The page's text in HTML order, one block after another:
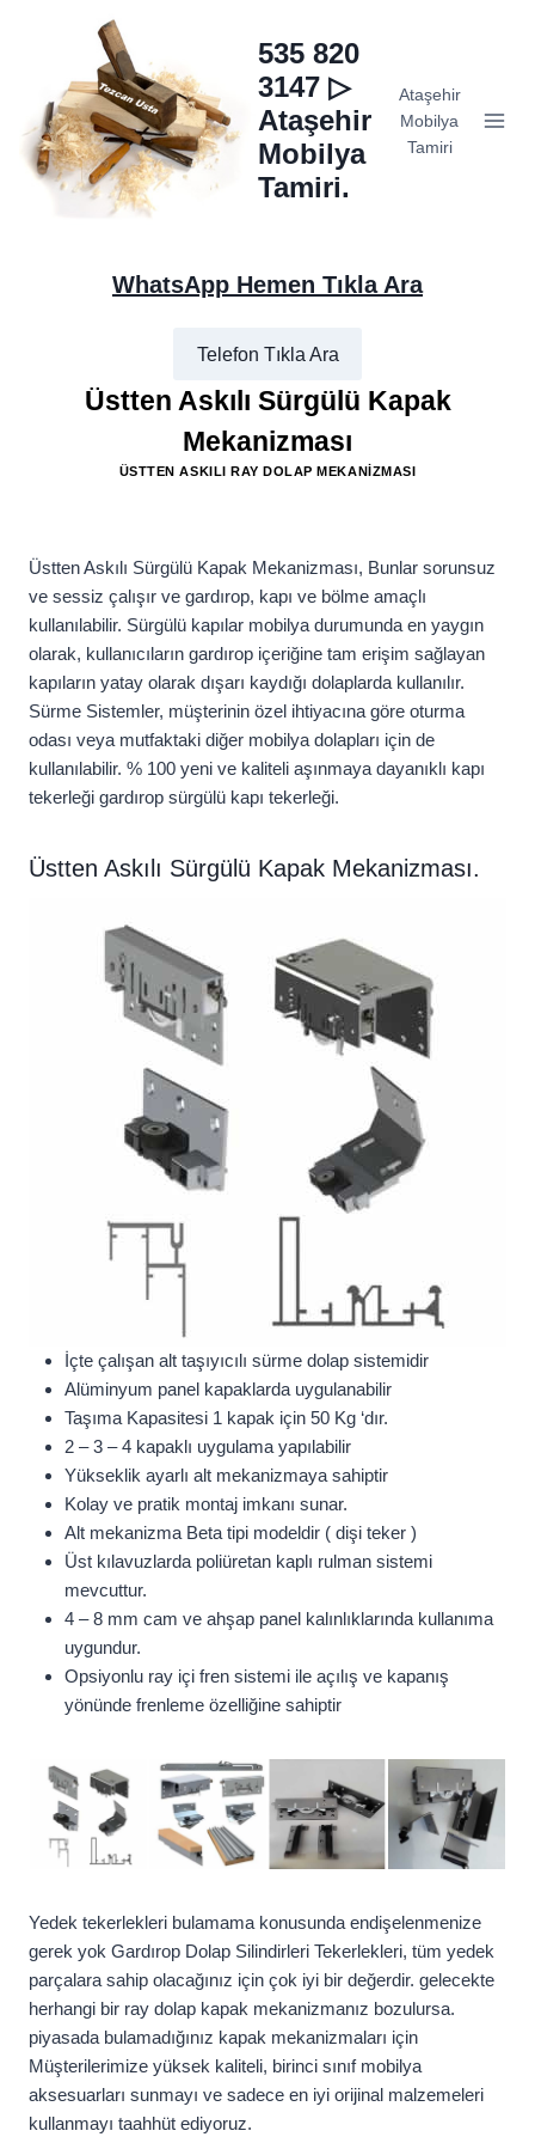
535 820
3147 ▷
Ataşehir
Mobilya
Tamiri.
Ataşehir
Mobilya
Tamiri
WhatsApp Hemen Tıkla Ara
Telefon Tıkla Ara
Üstten Askılı Sürgülü Kapak
Mekanizması
ÜSTTEN ASKILI RAY DOLAP MEKANIZMASI
Üstten Askılı Sürgülü Kapak Mekanizması, Bunlar sorunsuz
ve sessiz çalışır ve gardırop, kapı ve bölme amaçlı
kullanılabilir. Sürgülü kapılar mobilya durumunda en yaygın
olarak, kullanıcıların gardırop içeriğine tam erişim sağlayan
kapıların yatay olarak dışarı kaydığı dolaplarda kullanılır.
Sürme Sistemler, müşterinin özel ihtiyacına göre oturma
odası veya mutfaktaki diğer mobilya dolapları için de
kullanılabilir. % 100 yeni ve kaliteli aşınmaya dayanıklı kapı
tekerleği gardırop sürgülü kapı tekerleği.
Üstten Askılı Sürgülü Kapak Mekanizması.
İçte çalışan alt taşıyıcılı sürme dolap sistemidir
Alüminyum panel kapaklarda uygulanabilir
Taşıma Kapasitesi 1 kapak için 50 Kg ‘dır.
2 – 3 – 4 kapaklı uygulama yapılabilir
Yükseklik ayarlı alt mekanizmaya sahiptir
Kolay ve pratik montaj imkanı sunar.
Alt mekanizma Beta tipi modeldir ( dişi teker )
Üst kılavuzlarda poliüretan kaplı rulman sistemi
mevcuttur.
4 – 8 mm cam ve ahşap panel kalınlıklarında kullanıma
uygundur.
Opsiyonlu ray içi fren sistemi ile açılış ve kapanış
yönünde frenleme özelliğine sahiptir
Yedek tekerlekleri bulamama konusunda endişelenmenize
gerek yok Gardırop Dolap Silindirleri Tekerlekleri, tüm yedek
parçalara sahip olacağınız için çok iyi bir değerdir. gelecekte
herhangi bir ray dolap kapak mekanizmanız bozulursa.
piyasada bulamadığınız kapak mekanizmaları için
Müşterilerimize yüksek kaliteli, birinci sınıf mobilya
aksesuarları sunmayı ve sadece en iyi orijinal malzemeleri
kullanmayı taahhüt ediyoruz.